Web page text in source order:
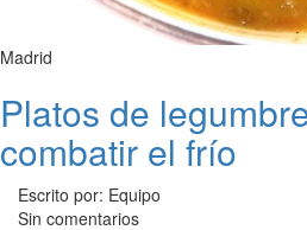
Madrid
Platos de
combatir el frío
Escrito por: Equipo
Sin comentarios